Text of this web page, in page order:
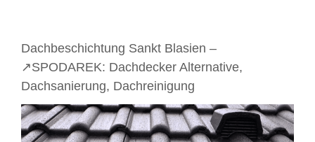
Dachbeschichtung Sankt Blasien –
↗️SPODAREK: Dachdecker Alternative,
Dachsanierung, Dachreinigung